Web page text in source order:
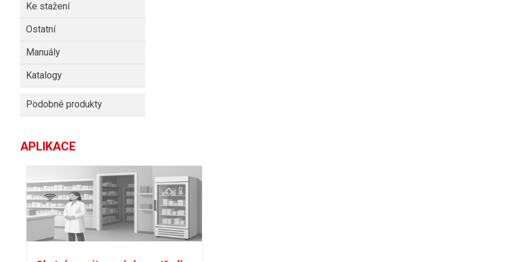
Ke stažení
Ostatní
Manuály
Katalogy
Podobné produkty
APLIKACE